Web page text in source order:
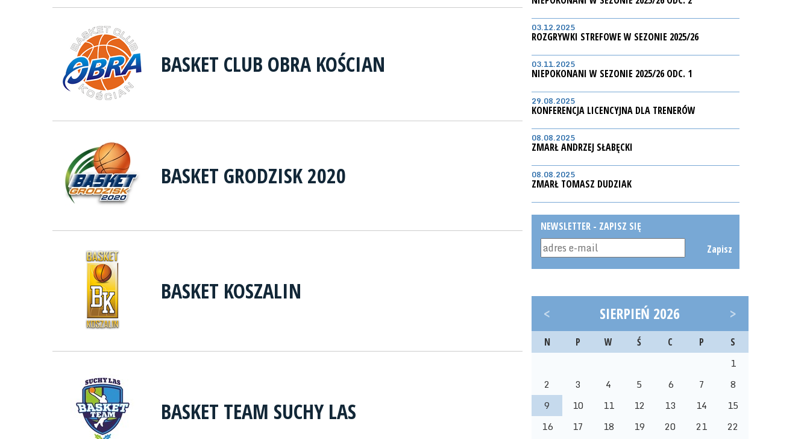
BASKET CLUB OBRA KOŚCIAN
BASKET GRODZISK 2020
BASKET KOSZALIN
BASKET TEAM SUCHY LAS
03.12.2025
ROZGRYWKI STREFOWE W SEZONIE 2025/26
03.11.2025
NIEPOKONANI W SEZONIE 2025/26 ODC. 1
29.08.2025
KONFERENCJA LICENCYJNA DLA TRENERÓW
08.08.2025
ZMARŁ ANDRZEJ SŁABĘCKI
08.08.2025
ZMARŁ TOMASZ DUDZIAK
NEWSLETTER - ZAPISZ SIĘ
Zapisz
< SIERPIEŃ 2026 >
N P W Ś C P S
1
2
3 4 5 6 7
8
9
10 11 12 13 14
15
16
17 18 19 20 21
22